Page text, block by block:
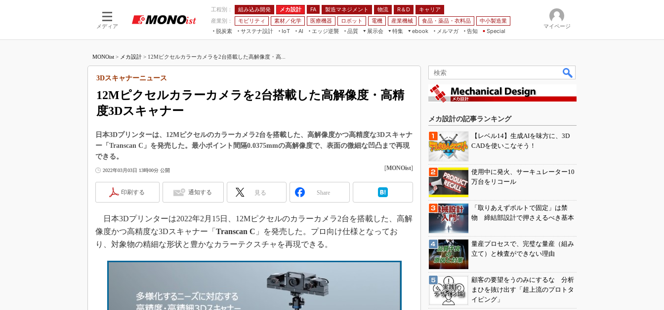
メディア
工程別： 組み込み開発 メカ設計 FA 製造マネジメント 物流 R＆D
キャリア
産業別：
モビリティ 素材／化学 医療機器 ロボット 電機 産業機械 食品・薬品・衣料品
中小製造業
脱炭素
サステナ設計
IoT
つながる工場
AI
AI×設備保全
エッジ逆襲 品質
展示会
JIMTOF
IIFES
TECHNO-FRONTIER
EdgeTech+
日本ものづくりワールド
AUTOMOTIVE WORLD
産業オープンネット展
特集
VR／AR
フィールドサービス
組み込み画像技術
組み込みモデリング
ISO26262
3Dプリンタ
デジタルツインとCAE
イノベーション
製造業ビッグデータ
ebook
FA
モビリティ
メルマガ
告知 Special
マイページ
MONOist > メカ設計 > 12Mピクセルカラーカメラを2台搭載した高解像度・高...
12Mピクセルカラーカメラを2台搭載した高解像度・高精
度3Dスキャナー
3Dスキャナーニュース
日本3Dプリンターは、12Mピクセルのカラーカメラ2台を搭載した、高解像度かつ高精度な3Dスキャナ
ー「Transcan C」を発売した。最小ポイント間隔0.0375mmの高解像度で、表面の微細な凹凸まで再現
できる。
2022年03月03日 13時00分 公開 [MONOist]
印刷する 通知する 見る Share
日本3Dプリンターは2022年2月15日、12Mピクセルのカラーカメラ2台を搭載した、高解
像度かつ高精度な3Dスキャナー「 Transcan C 」を発売した。プロ向け仕様となってお
り、対象物の精細な形状と豊かなカラーテクスチャを再現できる。
メカ設計の記事ランキング
【レベル14】生成AIを味方に、3D
CADを使いこなそう！
使用中に発火、サーキュレーター10
万台をリコール
「取りあえずボルトで固定」は禁
物 締結部設計で押さえるべき基本
量産プロセスで、完璧な量産（組み
立て）と検査ができない理由
顧客の要望をうのみにするな 分析
まひを抜け出す「超上流のプロトタ
イピング」